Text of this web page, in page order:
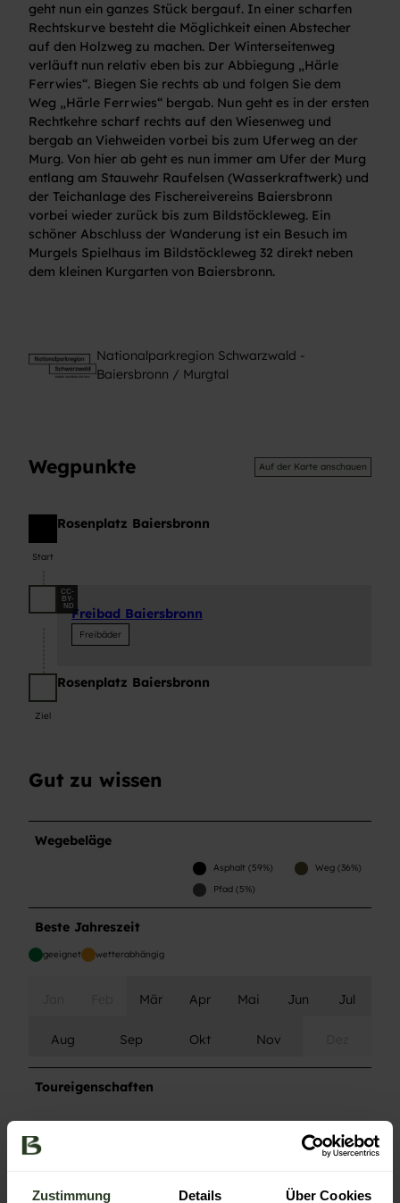
Zustimmung Details Über Cookies
geht nun ein ganzes Stück bergauf. In einer scharfen
Rechtskurve besteht die Möglichkeit einen Abstecher
auf den Holzweg zu machen. Der Winterseitenweg
verläuft nun relativ eben bis zur Abbiegung „Härle
Ferrwies“. Biegen Sie rechts ab und folgen Sie dem
Weg „Härle Ferrwies“ bergab. Nun geht es in der ersten
Rechtkehre scharf rechts auf den Wiesenweg und
bergab an Viehweiden vorbei bis zum Uferweg an der
Murg. Von hier ab geht es nun immer am Ufer der Murg
entlang am Stauwehr Raufelsen (Wasserkraftwerk) und
der Teichanlage des Fischereivereins Baiersbronn
vorbei wieder zurück bis zum Bildstöckleweg. Ein
schöner Abschluss der Wanderung ist ein Besuch im
Murgels Spielhaus im Bildstöckleweg 32 direkt neben
dem kleinen Kurgarten von Baiersbronn.
Nationalparkregion Schwarzwald -
Baiersbronn / Murgtal
Wegpunkte Auf der Karte anschauen
Start
Rosenplatz Baiersbronn
CC-
BY-
NDFreibad Baiersbronn
Freibäder
Ziel
Rosenplatz Baiersbronn
Gut zu wissen
Wegebeläge
Asphalt (59%)
Weg (36%)
Pfad (5%)
Beste Jahreszeit
geeignet wetterabhängig
Mär Apr Mai Jun Jul
Aug Sep Okt Nov
Toureigenschaften